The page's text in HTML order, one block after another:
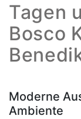
Tagen
Bosco
Moderne
Ambiente